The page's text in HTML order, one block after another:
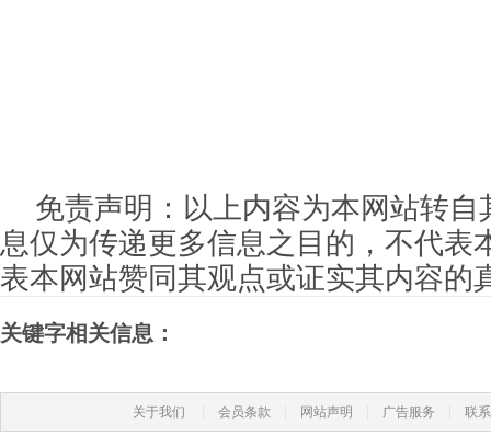
免责声明：以上内容为本网站转自
息仅为传递更多信息之目的，不代表
表本网站赞同其观点或证实其内容的
关键字相关信息：
关于我们 会员条款 网站声明 广告服务 联